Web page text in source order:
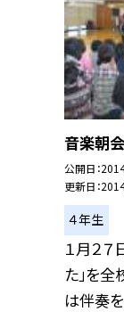
音楽朝会
公開日
更新日
４年生
１月２７
た」を
は伴奏